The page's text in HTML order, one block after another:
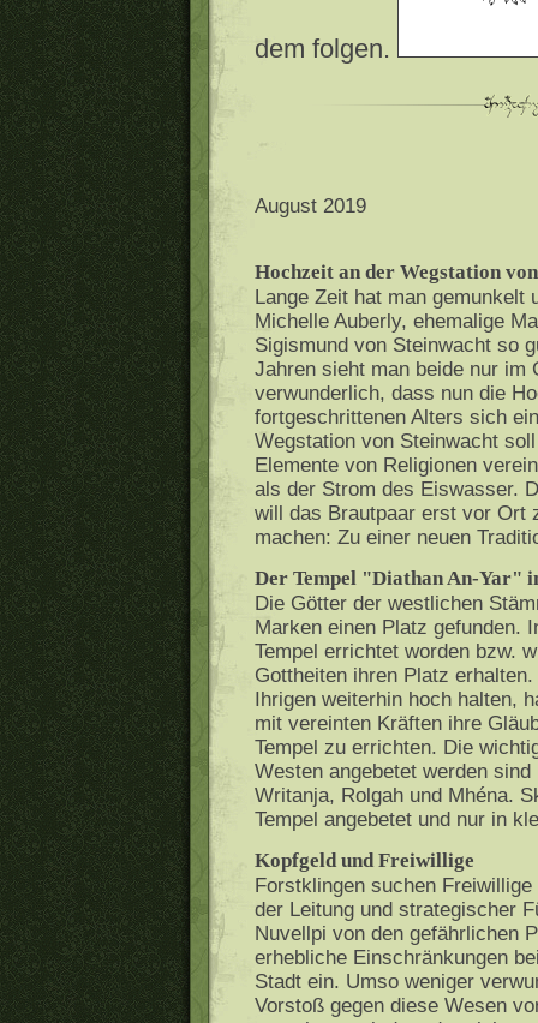
dem folgen.
August 2019
Hochzeit an der Wegstation
Lange Zeit hat man gemunkelt
Michelle Auberly, ehemalige
Sigismund von Steinwacht so
Jahren sieht man beide nur
verwunderlich, dass nun die
fortgeschrittenen Alters sich
Wegstation von Steinwacht
Elemente von Religionen
als der Strom des Eiswasser.
will das Brautpaar erst vor Ort
machen: Zu einer neuen
Der Tempel "Diathan An-Yar"
Die Götter der westlichen
Marken einen Platz gefunden.
Tempel errichtet worden bzw.
Gottheiten ihren Platz
Ihrigen weiterhin hoch halten,
mit vereinten Kräften ihre
Tempel zu errichten. Die
Westen angebetet werden
Writanja, Rolgah und Mhéna.
Tempel angebetet und nur in
Kopfgeld und Freiwillige
Forstklingen suchen
der Leitung und strategischer
Nuvellpi von den gefährlichen
erhebliche Einschränkungen
Stadt ein. Umso weniger
Vorstoß gegen diese Wesen